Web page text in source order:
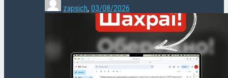
zapsich, 03/08/2026